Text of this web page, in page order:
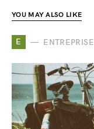
YOU MAY ALSO LIKE
E ENTREPRISE